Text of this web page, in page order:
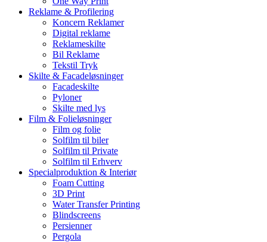
Reklame & Profilering
Koncern Reklamer
Digital reklame
Reklameskilte
Bil Reklame
Tekstil Tryk
Skilte & Facadeløsninger
Facadeskilte
Pyloner
Skilte med lys
Film & Folieløsninger
Film og folie
Solfilm til biler
Solfilm til Private
Solfilm til Erhverv
Specialproduktion & Interiør
Foam Cutting
3D Print
Water Transfer Printing
Blindscreens
Persienner
Pergola